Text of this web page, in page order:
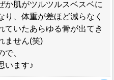
か肌がツルツルスベスベに
り、体重が差ほど減らなく
ていたあらゆる骨が出てき
ません(笑)
、
います♪